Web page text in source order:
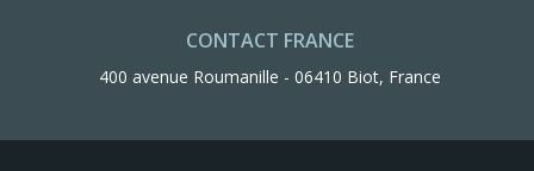
CONTACT FRANCE
400 avenue Roumanille - 06410 Biot, France